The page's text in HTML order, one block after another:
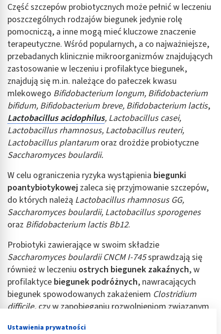
Część szczepów probiotycznych może pełnić w leczeniu
poszczególnych rodzajów biegunek jedynie rolę
pomocniczą, a inne mogą mieć kluczowe znaczenie
terapeutyczne. Wśród popularnych, a co najważniejsze,
przebadanych klinicznie mikroorganizmów znajdujących
zastosowanie w leczeniu i profilaktyce biegunek,
znajdują się m.in. należące do pałeczek kwasu
mlekowego Bifidobacterium longum, Bifidobacterium
bifidum, Bifidobacterium breve, Bifidobacterium lactis,
Lactobacillus acidophilus, Lactobacillus casei,
Lactobacillus rhamnosus, Lactobacillus reuteri,
Lactobacillus plantarum oraz drożdże probiotyczne
Saccharomyces boulardii.
W celu ograniczenia ryzyka wystąpienia biegunki
poantybiotykowej zaleca się przyjmowanie szczepów,
do których należą Lactobacillus rhamnosus GG,
Saccharomyces boulardii, Lactobacillus sporogenes
oraz Bifidobacterium lactis Bb12.
Probiotyki zawierające w swoim składzie
Saccharomyces boulardii CNCM I-745sprawdzają się
również w leczeniu ostrych biegunek zakaźnych, w
profilaktyce biegunek podróżnych, nawracających
biegunek spowodowanych zakażeniem Clostridium
difficile, czy w zapobieganiu rozwolnieniom związanym
Ustawienia prywatności